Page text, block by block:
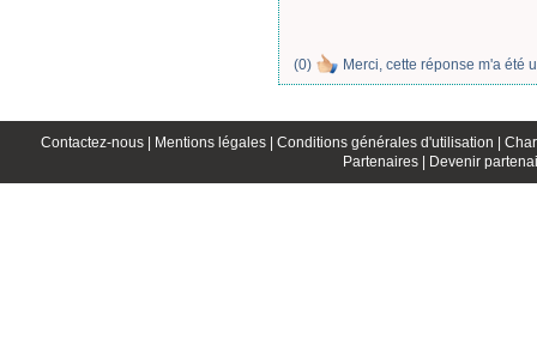
(0) Merci, cette réponse m'a été
Contactez-nous | Mentions légales | Conditions générales d'utilisation |
Partenaires |
Devenir